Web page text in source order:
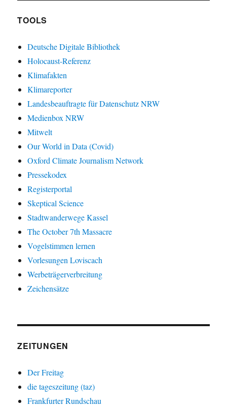
TOOLS
Deutsche Digitale Bibliothek
Holocaust-Referenz
Klimafakten
Klimareporter
Landesbeauftragte für Datenschutz NRW
Medienbox NRW
Mitwelt
Our World in Data (Covid)
Oxford Climate Journalism Network
Pressekodex
Registerportal
Skeptical Science
Stadtwanderwege Kassel
The October 7th Massacre
Vogelstimmen lernen
Vorlesungen Loviscach
Werbeträgerverbreitung
Zeichensätze
ZEITUNGEN
Der Freitag
die tageszeitung (taz)
Frankfurter Rundschau